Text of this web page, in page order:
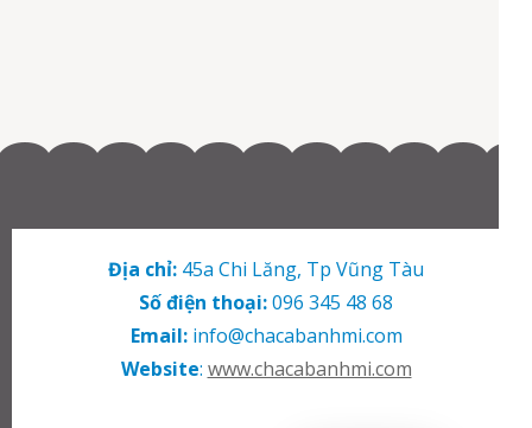
Địa chỉ: 45a Chi Lăng, Tp Vũng Tàu
Số điện thoại:096 345 48 68
Email:info@chacabanhmi.com
Website: www.chacabanhmi.com